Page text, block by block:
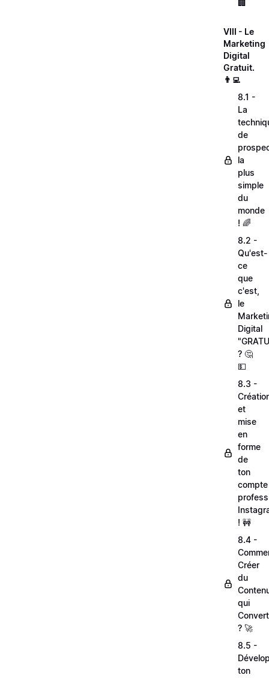
🏢
VIII - Le
Marketing
Digital
Gratuit.
👨‍💻
8.1 -
La
de
la
plus
simple
du
monde
! 🌈
8.2 -
Qu'est-
ce
que
c'est,
le
Digital
? 🤔
💵
8.3 -
et
mise
en
forme
de
ton
compte
! 🚧
8.4 -
Créer
du
qui
? 🚀
8.5 -
ton